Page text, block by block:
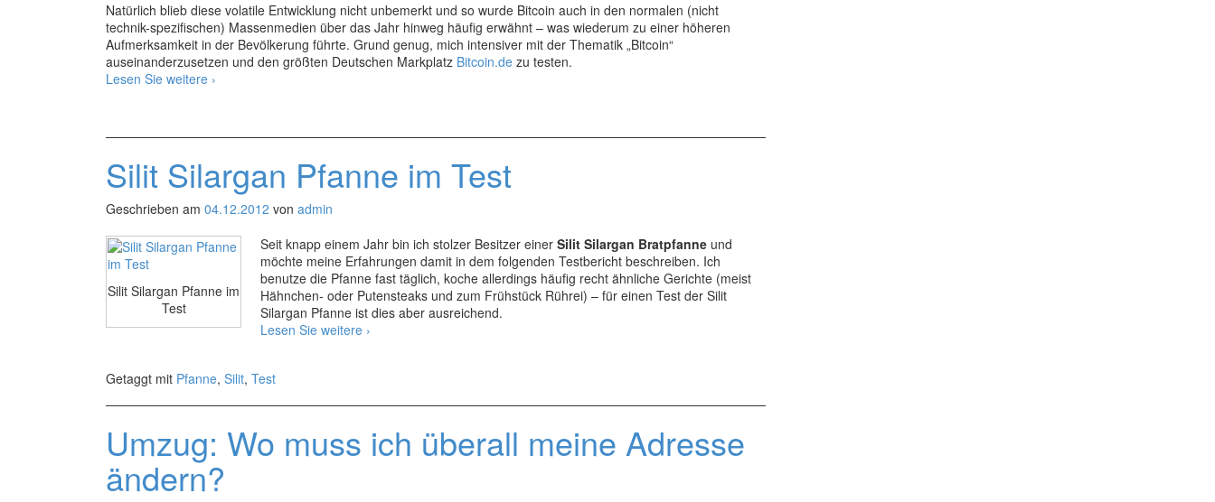
Natürlich blieb diese volatile Entwicklung nicht unbemerkt und so wurde Bitcoin auch in den normalen (nicht
technik-spezifischen) Massenmedien über das Jahr hinweg häufig erwähnt – was wiederum zu einer höheren
Aufmerksamkeit in der Bevölkerung führte. Grund genug, mich intensiver mit der Thematik „Bitcoin“
auseinanderzusetzen und den größten Deutschen Markplatz Bitcoin.de zu testen.
Lesen Sie weitere Bitcoins
›
Silit Silargan Pfanne im Test
Geschrieben am 04.12.2012 von admin
Silit Silargan Pfanne im
Test
Seit knapp einem Jahr bin ich stolzer Besitzer einer Silit Silargan Bratpfanne und
möchte meine Erfahrungen damit in dem folgenden Testbericht beschreiben. Ich
benutze die Pfanne fast täglich, koche allerdings häufig recht ähnliche Gerichte (meist
Hähnchen- oder Putensteaks und zum Frühstück Rührei) – für einen Test der Silit
Silargan Pfanne ist dies aber ausreichend.
Lesen Sie weitere Silit
›
Getaggt mit Pfanne, Silit, Test
Umzug: Wo muss ich überall meine Adresse
ändern?